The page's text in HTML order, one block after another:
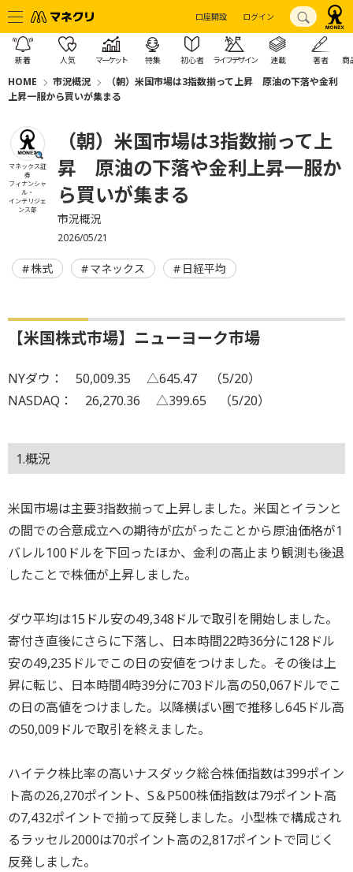
口座開設 ログイン
新着 人気 マーケット 特集 初心者 ライフデザイン 連載 著者 商
HOME 市況概況
（朝）米国市場は3指数揃って上昇 原油の下落や金利
上昇一服から買いが集まる
マネックス証
券
フィナンシャ
ル・
インテリジェ
ンス部
（朝）米国市場は3指数揃って上
昇 原油の下落や金利上昇一服か
ら買いが集まる
市況概況
2026/05/21
株式 マネックス 日経平均
【米国株式市場】ニューヨーク市場
NYダウ： 50,009.35 △645.47 （5/20）
NASDAQ： 26,270.36 △399.65 （5/20）
1.概況
米国市場は主要3指数揃って上昇しました。米国とイランと
の間での合意成立への期待が広がったことから原油価格が1
バレル100ドルを下回ったほか、金利の高止まり観測も後退
したことで株価が上昇しました。
ダウ平均は15ドル安の49,348ドルで取引を開始しました。
寄付き直後にさらに下落し、日本時間22時36分に128ドル
安の49,235ドルでこの日の安値をつけました。その後は上
昇に転じ、日本時間4時39分に703ドル高の50,067ドルでこ
の日の高値をつけました。以降横ばい圏で推移し645ドル高
の50,009ドルで取引を終えました。
ハイテク株比率の高いナスダック総合株価指数は399ポイン
ト高の26,270ポイント、S＆P500株価指数は79ポイント高
の7,432ポイントで揃って反発しました。小型株で構成され
るラッセル2000は70ポイント高の2,817ポイントで同じく
反発しました。